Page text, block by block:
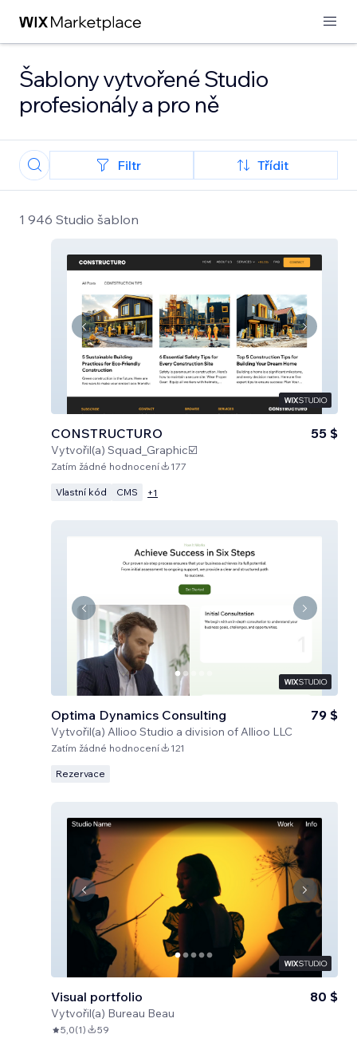
Šablony vytvořené Studio
profesionály a pro ně
Filtr Třídit
1 946 Studio šablon
CONSTRUCTURO
Vytvořil(a) Squad_Graphic☑️
55 $
Zatím žádné hodnocení 177
Vlastní kód CMS +1
Optima Dynamics Consulting
Vytvořil(a) Allioo Studio a division of Allioo LLC
79 $
Zatím žádné hodnocení 121
Rezervace
Visual portfolio
Vytvořil(a) Bureau Beau
80 $
5,0(1) 59